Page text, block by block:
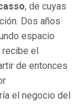
, de cuyas
Dos años
espacio
recibe el
de entonces
el negocio del